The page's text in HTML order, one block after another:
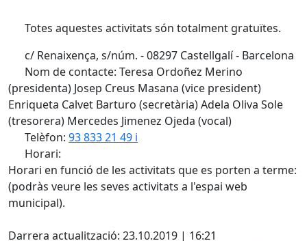
Totes aquestes activitats són totalment gratuïtes.
c/ Renaixença, s/núm. - 08297 Castellgalí - Barcelona
Nom de contacte: Teresa Ordoñez Merino
(presidenta) Josep Creus Masana (vice president)
Enriqueta Calvet Barturo (secretària) Adela Oliva Sole
(tresorera) Mercedes Jimenez Ojeda (vocal)
Telèfon: 93 833 21 49 i
Horari:
Horari en funció de les activitats que es porten a terme:
(podràs veure les seves activitats a l'espai web
municipal).
Darrera actualització: 23.10.2019 | 16:21